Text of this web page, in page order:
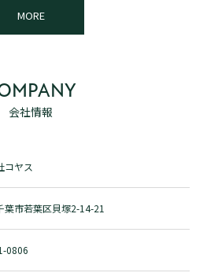
MORE
会社情報
コヤス
葉市若葉区貝塚2-14-21
0806